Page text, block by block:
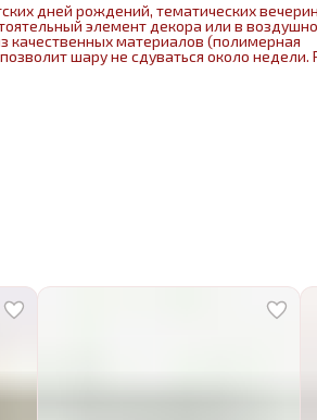
дней рождений, тематических
элемент декора или в
качественных материалов (полимерная
шару не сдуваться около